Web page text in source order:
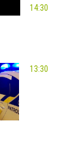
14:30
13:30